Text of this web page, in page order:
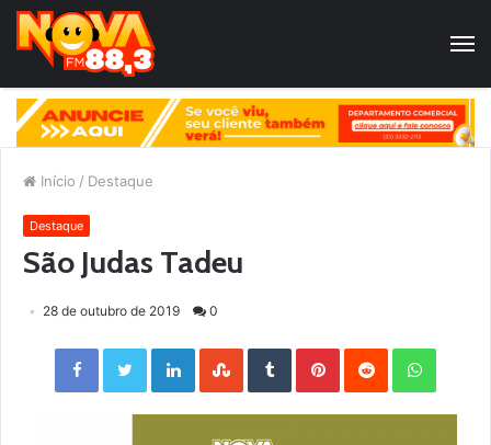
Início / Destaque
Destaque
São Judas Tadeu
28 de outubro de 2019 0
Facebook Twitter LinkedIn StumbleUpon Tumblr Pinterest Reddit